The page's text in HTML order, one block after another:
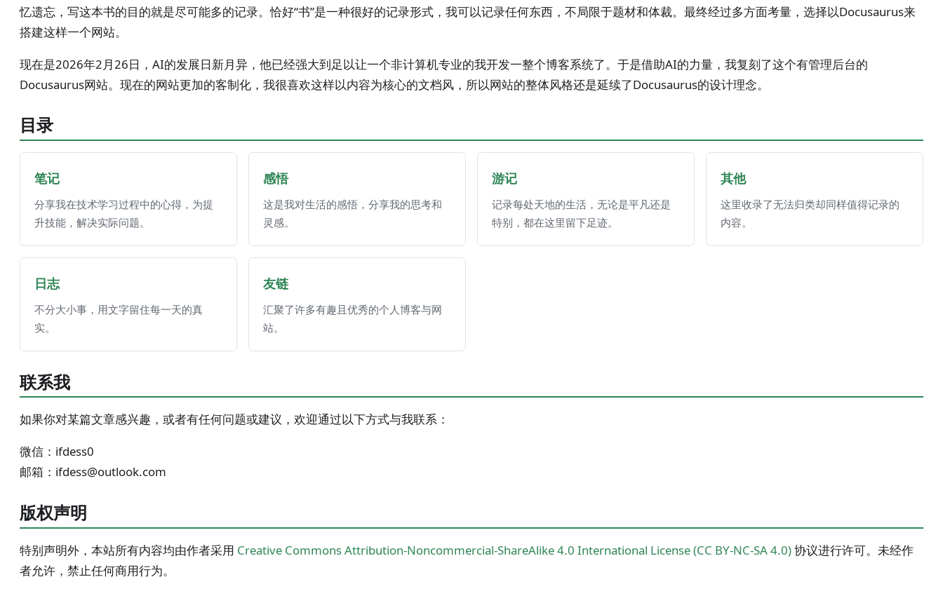
忆遗忘，写这本书的目的就是尽可能多的记录。恰好“书”是一种很好的记录形式，我可以记录任何东西，不局限于题材和体裁。最终经过多方面考量，选择以Docusaurus来
搭建这样一个网站。
现在是2026年2月26日，AI的发展日新月异，他已经强大到足以让一个非计算机专业的我开发一整个博客系统了。于是借助AI的力量，我复刻了这个有管理后台的
Docusaurus网站。现在的网站更加的客制化，我很喜欢这样以内容为核心的文档风，所以网站的整体风格还是延续了Docusaurus的设计理念。
目录
笔记
分享我在技术学习过程中的心得，为提
升技能，解决实际问题。
感悟
这是我对生活的感悟，分享我的思考和
灵感。
游记
记录每处天地的生活，无论是平凡还是
特别，都在这里留下足迹。
其他
这里收录了无法归类却同样值得记录的
内容。
日志
不分大小事，用文字留住每一天的真
实。
友链
汇聚了许多有趣且优秀的个人博客与网
站。
联系我
如果你对某篇文章感兴趣，或者有任何问题或建议，欢迎通过以下方式与我联系：
微信：ifdess0
邮箱：ifdess@outlook.com
版权声明
特别声明外，本站所有内容均由作者采用 Creative Commons Attribution-Noncommercial-ShareAlike 4.0 International License (CC BY-NC-SA 4.0)协议进行许可。未经作
者允许，禁止任何商用行为。